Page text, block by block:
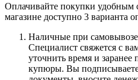
Оплачивайте покупки удобным
магазине доступно 3 варианта
Наличные при
Специалист свяжется с
уточнить время и заранее
купюры. Вы